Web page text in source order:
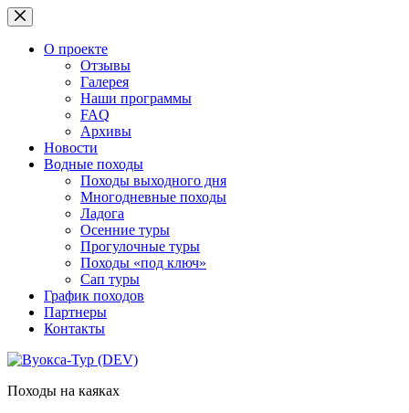
Перейти
к
сути
О проекте
Отзывы
Галерея
Наши программы
FAQ
Архивы
Новости
Водные походы
Походы выходного дня
Многодневные походы
Ладога
Осенние туры
Прогулочные туры
Походы «под ключ»
Сап туры
График походов
Партнеры
Контакты
Походы на каяках